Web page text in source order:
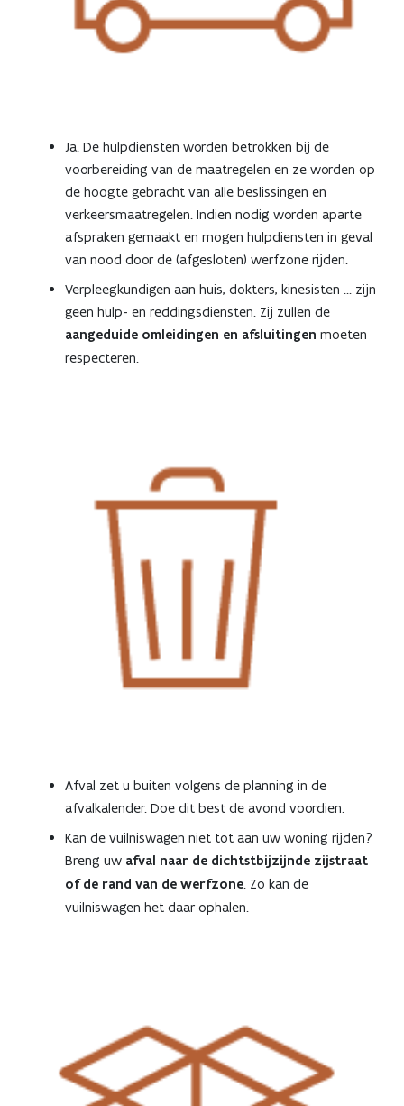
Ja. De hulpdiensten worden betrokken bij de
voorbereiding van de maatregelen en ze worden op
de hoogte gebracht van alle beslissingen en
verkeersmaatregelen. Indien nodig worden aparte
afspraken gemaakt en mogen hulpdiensten in geval
van nood door de (afgesloten) werfzone rijden.
Verpleegkundigen aan huis, dokters, kinesisten ... zijn
geen hulp- en reddingsdiensten. Zij zullen de
aangeduide omleidingen en afsluitingen moeten
respecteren.
Afval zet u buiten volgens de planning in de
afvalkalender. Doe dit best de avond voordien.
Kan de vuilniswagen niet tot aan uw woning rijden?
Breng uw afval naar de dichtstbijzijnde zijstraat
of de rand van de werfzone. Zo kan de
vuilniswagen het daar ophalen.